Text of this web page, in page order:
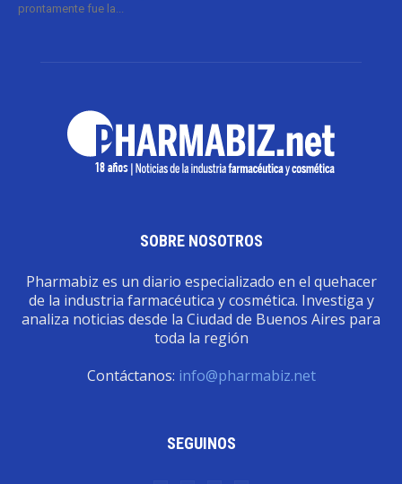
prontamente fue la...
SOBRE NOSOTROS
Pharmabiz es un diario especializado en el quehacer
de la industria farmacéutica y cosmética. Investiga y
analiza noticias desde la Ciudad de Buenos Aires para
toda la región
Contáctanos: info@pharmabiz.net
SEGUINOS